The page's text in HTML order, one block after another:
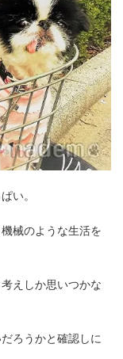
い。
械のような生活を
えしか思いつかな
ろうかと確認しに